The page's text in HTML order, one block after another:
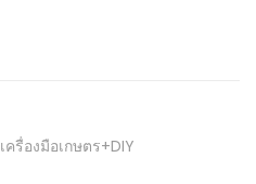
เครื่องมือเกษตร+DIY